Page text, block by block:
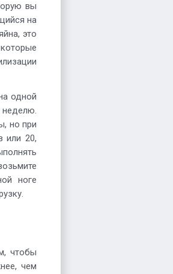
вы
на
это
одной
но при
или 20,
ноге
чтобы
чем